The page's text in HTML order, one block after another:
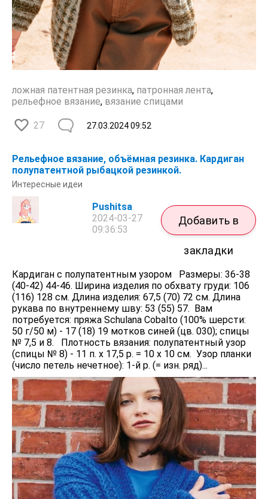
ложная патентная резинка, патронная лента,
рельефное вязание, вязание спицами
27 27.03.202409:52
Рельефное вязание, объёмная резинка. Кардиган
полупатентной рыбацкой резинкой.
Интересные идеи
Pushitsa
2024-03-27
09:36:53
Добавить в
закладки
Кардиган с полупатентным узором Размеры: 36-38
(40-42) 44-46. Ширина изделия по обхвату груди: 106
(116) 128 см. Длина изделия: 67,5 (70) 72 см. Длина
рукава по внутреннему шву: 53 (55) 57. Вам
потребуется: пряжа Schulana Cobalto (100% шерсти:
50 г/50 м) - 17 (18) 19 мотков синей (цв. 030); спицы
№ 7,5 и 8. Плотность вязания: полупатентный узор
(спицы № 8) - 11 п. x 17,5 р. = 10 x 10 см. Узор планки
(число петель нечетное): 1-й р. (= изн. ряд)...